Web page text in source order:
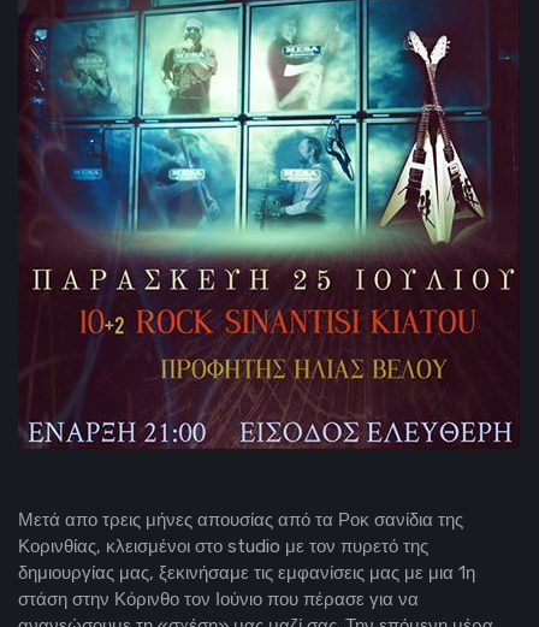
Μετά απο τρεις μήνες απουσίας από τα Ροκ σανίδια της
Κορινθίας, κλεισμένοι στο studio με τον πυρετό της
δημιουργίας μας, ξεκινήσαμε τις εμφανίσεις μας με μια 1η
στάση στην Κόρινθο τον Ιούνιο που πέρασε για να